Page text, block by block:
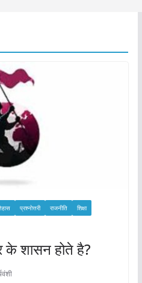
प्रश्नोत्तरी राजनीति
शिक्षा
के शासन होते है?